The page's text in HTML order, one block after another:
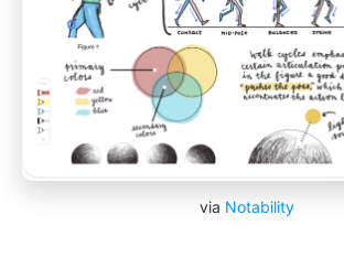
via Notability